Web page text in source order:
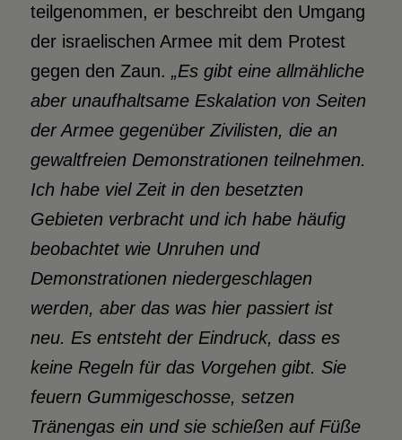
teilgenommen, er beschreibt den Umgang
der israelischen Armee mit dem Protest
gegen den Zaun. „Es gibt eine allmähliche
aber unaufhaltsame Eskalation von Seiten
der Armee gegenüber Zivilisten, die an
gewaltfreien Demonstrationen teilnehmen.
Ich habe viel Zeit in den besetzten
Gebieten verbracht und ich habe häufig
beobachtet wie Unruhen und
Demonstrationen niedergeschlagen
werden, aber das was hier passiert ist
neu. Es entsteht der Eindruck, dass es
keine Regeln für das Vorgehen gibt. Sie
feuern Gummigeschosse, setzen
Tränengas ein und sie schießen auf Füße